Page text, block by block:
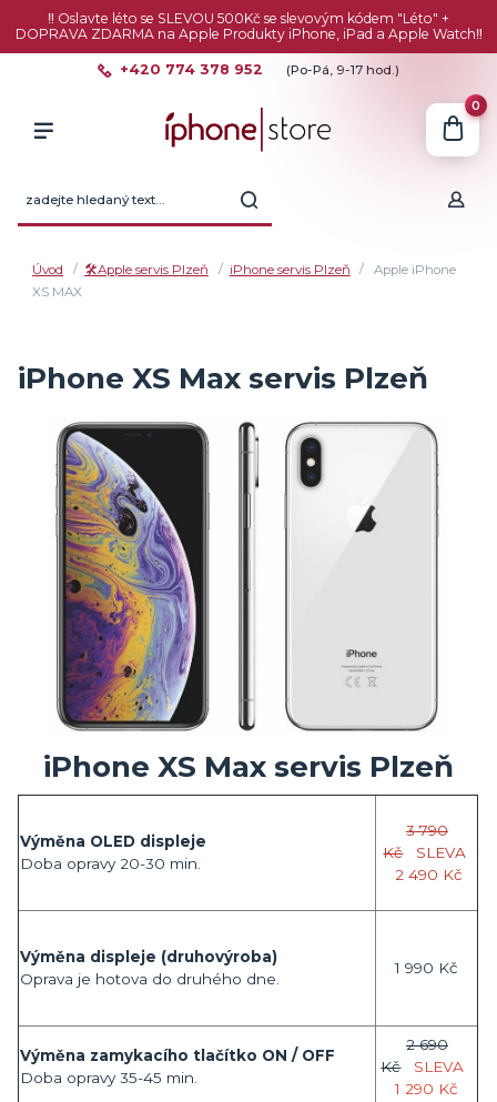
‼️ Oslavte léto se SLEVOU 500Kč se slevovým kódem "Léto" +
DOPRAVA ZDARMA na Apple Produkty iPhone, iPad a Apple Watch‼️
+420 774 378 952 (Po-Pá, 9-17 hod.)
0
Úvod 🛠️Apple servis Plzeň iPhone servis Plzeň
Apple iPhone
XS MAX
iPhone XS Max servis Plzeň
iPhone XS Max servis Plzeň
Výměna OLED displeje
Doba opravy 20-30 min.
3 790
Kč
SLEVA
2 490 Kč
Výměna displeje (druhovýroba)
Oprava je hotova do druhého dne.
1 990 Kč
Výměna zamykacího tlačítko ON / OFF
Doba opravy 35-45 min.
2 690
Kč
SLEVA
1 290 Kč